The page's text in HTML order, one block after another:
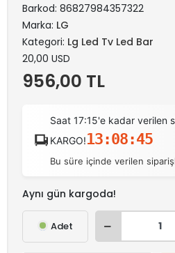
Barkod: 86827984357322
Marka: LG
Kategori: Lg Led Tv Led Bar
20,00 USD
956,00 TL
Saat 17:15'e kadar verilen
KARGO!13:08:45
Bu süre içinde verilen
Aynı gün kargoda!
Adet